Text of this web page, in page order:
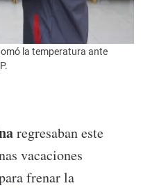
la temperatura ante
regresaban este
vacaciones
frenar la